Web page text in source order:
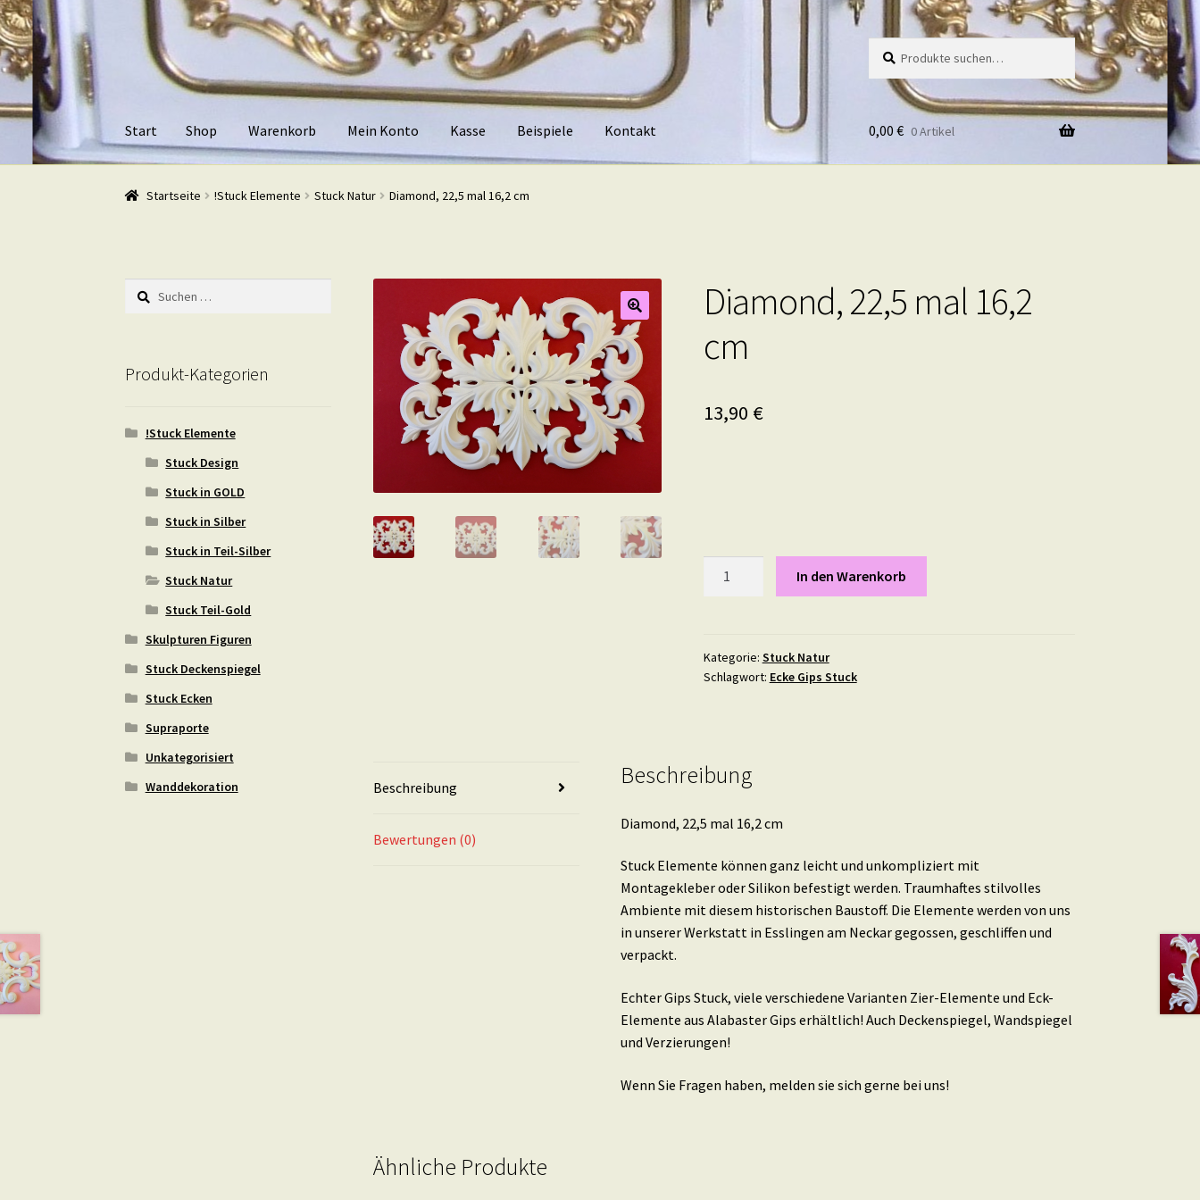
Zur
Navigation
springen
Zum
Inhalt
springen
nach:
Start Shop Warenkorb Mein Konto Kasse Beispiele Kontakt
Start ShopWarenkorb Mein Konto Kasse Beispiele Kontakt
0,00 € 0 Artikel
Startseite !Stuck Elemente Stuck Natur Diamond, 22,5 mal 16,2 cm
Diamond, 22,5 mal 16,2
cm
13,90 €
cm
Menge
In den Warenkorb
Kategorie: Stuck Natur
Schlagwort: Ecke Gips Stuck
Beschreibung
Bewertungen (0)
Beschreibung
Diamond, 22,5 mal 16,2 cm
Stuck Elemente können ganz leicht und unkompliziert mit
Montagekleber oder Silikon befestigt werden. Traumhaftes stilvolles
Ambiente mit diesem historischen Baustoff. Die Elemente werden von uns
in unserer Werkstatt in Esslingen am Neckar gegossen, geschliffen und
verpackt.
Echter Gips Stuck, viele verschiedene Varianten Zier-Elemente und Eck-
Elemente aus Alabaster Gips erhältlich! Auch Deckenspiegel, Wandspiegel
und Verzierungen!
Wenn Sie Fragen haben, melden sie sich gerne bei uns!
Ähnliche Produkte
Suchen
nach:
Produkt-Kategorien
!Stuck Elemente
Stuck Design
Stuck in GOLD
Stuck in Silber
Stuck in Teil-Silber
Stuck Natur
Stuck Teil-Gold
Skulpturen Figuren
Stuck Deckenspiegel
Stuck Ecken
Supraporte
Unkategorisiert
Wanddekoration